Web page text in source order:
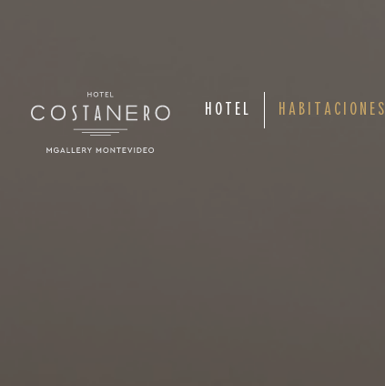
HOTEL HABITACIONES